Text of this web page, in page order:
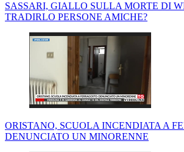
SASSARI, GIALLO SULLA MORTE DI
TRADIRLO PERSONE AMICHE?
ORISTANO, SCUOLA INCENDIATA A
DENUNCIATO UN MINORENNE